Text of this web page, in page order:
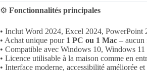
⚙️ Fonctionnalités principales
• Inclut Word 2024, Excel 2024,
• Achat unique pour 1 PC ou 1 Mac – aucun
• Compatible avec Windows 10, Windows 11
• Licence utilisable à la maison comme en
• Interface moderne, accessibilité améliorée